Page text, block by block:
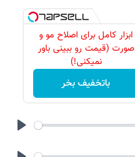
ابزار کامل برای اصلاح مو و
صورت (قیمت رو ببینی باور
نمیکنی!)
باتخفیف بخر